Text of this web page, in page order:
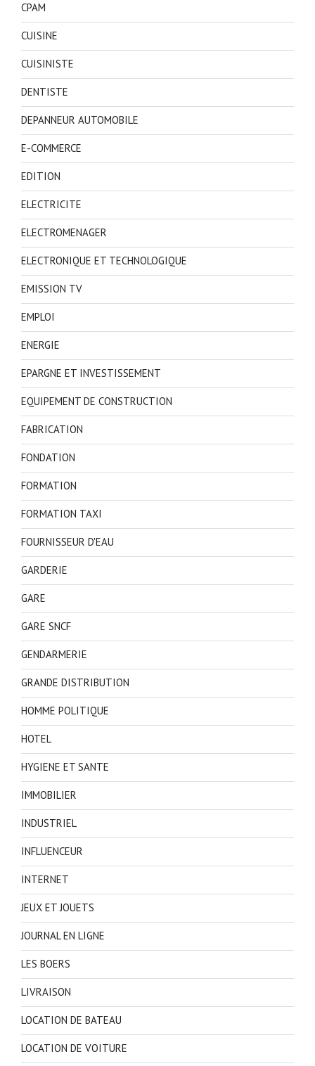
CPAM
CUISINE
CUISINISTE
DENTISTE
DEPANNEUR AUTOMOBILE
E-COMMERCE
EDITION
ELECTRICITE
ELECTROMENAGER
ELECTRONIQUE ET TECHNOLOGIQUE
EMISSION TV
EMPLOI
ENERGIE
EPARGNE ET INVESTISSEMENT
EQUIPEMENT DE CONSTRUCTION
FABRICATION
FONDATION
FORMATION
FORMATION TAXI
FOURNISSEUR D'EAU
GARDERIE
GARE
GARE SNCF
GENDARMERIE
GRANDE DISTRIBUTION
HOMME POLITIQUE
HOTEL
HYGIENE ET SANTE
IMMOBILIER
INDUSTRIEL
INFLUENCEUR
INTERNET
JEUX ET JOUETS
JOURNAL EN LIGNE
LES BOERS
LIVRAISON
LOCATION DE BATEAU
LOCATION DE VOITURE